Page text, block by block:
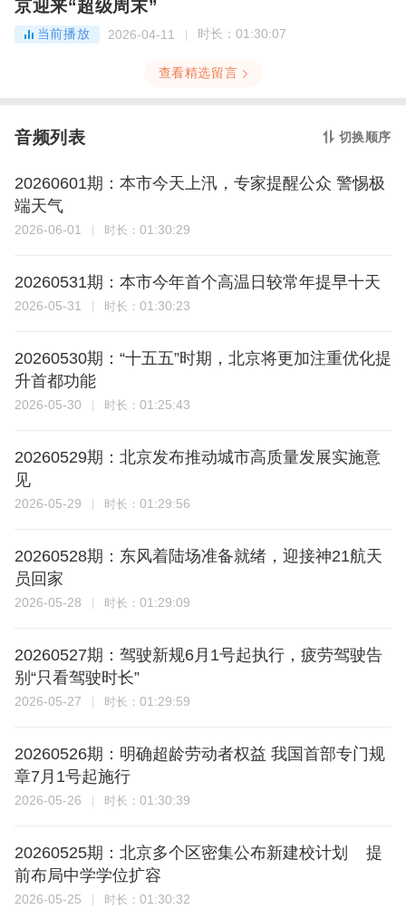
京迎来“超级周末”
当前播放 2026-04-11 时长： 01:30:07
查看精选留言
音频列表 切换顺序
20260601期：本市今天上汛，专家提醒公众 警惕极
端天气
2026-06-01 时长： 01:30:29
20260531期：本市今年首个高温日较常年提早十天
2026-05-31 时长： 01:30:23
20260530期：“十五五”时期，北京将更加注重优化提
升首都功能
2026-05-30 时长： 01:25:43
20260529期：北京发布推动城市高质量发展实施意
见
2026-05-29 时长： 01:29:56
20260528期：东风着陆场准备就绪，迎接神21航天
员回家
2026-05-28 时长： 01:29:09
20260527期：驾驶新规6月1号起执行，疲劳驾驶告
别“只看驾驶时长”
2026-05-27 时长： 01:29:59
20260526期：明确超龄劳动者权益 我国首部专门规
章7月1号起施行
2026-05-26 时长： 01:30:39
20260525期：北京多个区密集公布新建校计划 提
前布局中学学位扩容
2026-05-25 时长： 01:30:32